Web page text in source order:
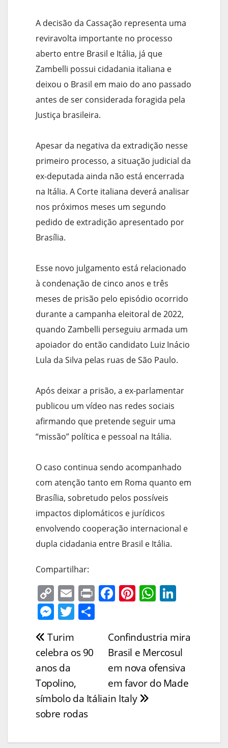
A decisão da Cassação representa uma
reviravolta importante no processo
aberto entre Brasil e Itália, já que
Zambelli possui cidadania italiana e
deixou o Brasil em maio do ano passado
antes de ser considerada foragida pela
Justiça brasileira.
Apesar da negativa da extradição nesse
primeiro processo, a situação judicial da
ex-deputada ainda não está encerrada
na Itália. A Corte italiana deverá analisar
nos próximos meses um segundo
pedido de extradição apresentado por
Brasília.
Esse novo julgamento está relacionado
à condenação de cinco anos e três
meses de prisão pelo episódio ocorrido
durante a campanha eleitoral de 2022,
quando Zambelli perseguiu armada um
apoiador do então candidato Luiz Inácio
Lula da Silva pelas ruas de São Paulo.
Após deixar a prisão, a ex-parlamentar
publicou um vídeo nas redes sociais
afirmando que pretende seguir uma
“missão” política e pessoal na Itália.
O caso continua sendo acompanhado
com atenção tanto em Roma quanto em
Brasília, sobretudo pelos possíveis
impactos diplomáticos e jurídicos
envolvendo cooperação internacional e
dupla cidadania entre Brasil e Itália.
Compartilhar:
C
o
p
y
Li
n
k
E
m
ai
Pr F
e
b
o
o
k
Pi
e
st
W
s
A
p
p
e
dI
n
M
ss
e
n
g
er
T
itt
er
ar
Navegação
de
Post
Confindustria mira
Brasil e Mercosul
em nova ofensiva
em favor do Made
in Italy
Turim
celebra os 90
anos da
Topolino,
símbolo da Itália
sobre rodas